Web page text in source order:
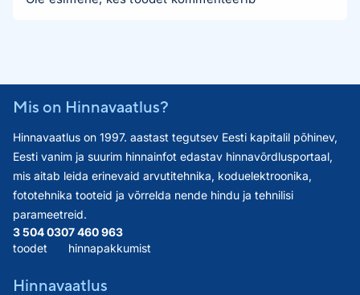
Mis on Hinnavaatlus?
Hinnavaatlus on 1997. aastast tegutsev Eesti kapitalil põhinev,
Eesti vanim ja suurim hinnainfot edastav hinnavõrdlusportaal,
mis aitab leida erinevaid arvutitehnika, koduelektroonika,
fototehnika tooteid ja võrrelda nende hindu ja tehnilisi
parameetreid.
3 504 030
toodet
7 460 963
hinnapakkumist
Hinnavaatlus